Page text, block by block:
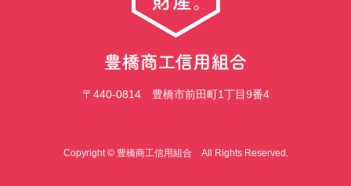
〒440-0814 豊橋市前田町1丁目9番4
Copyright © 豊橋商工信用組合 All Rights Reserved.